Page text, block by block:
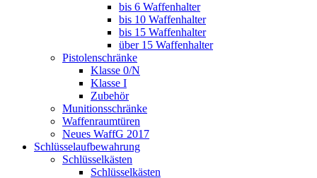
bis 6 Waffenhalter
bis 10 Waffenhalter
bis 15 Waffenhalter
über 15 Waffenhalter
Pistolenschränke
Klasse 0/N
Klasse I
Zubehör
Munitionsschränke
Waffenraumtüren
Neues WaffG 2017
Schlüsselaufbewahrung
Schlüsselkästen
Schlüsselkästen